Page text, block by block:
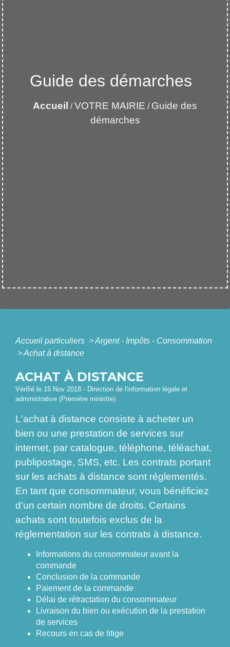
Guide des démarches
Accueil /VOTRE MAIRIE / Guide des
démarches
Accueil particuliers >Argent - Impôts - Consommation
>Achat à distance
ACHAT À DISTANCE
Vérifié le 15 Nov 2018 - Direction de l'information légale et
administrative (Première ministre)
L'achat à distance consiste à acheter un
bien ou une prestation de services sur
internet, par catalogue, téléphone, téléachat,
publipostage, SMS, etc. Les contrats portant
sur les achats à distance sont réglementés.
En tant que consommateur, vous bénéficiez
d'un certain nombre de droits. Certains
achats sont toutefois exclus de la
réglementation sur les contrats à distance.
Informations du consommateur avant la
commande
Conclusion de la commande
Paiement de la commande
Délai de rétractation du consommateur
Livraison du bien ou exécution de la prestation
de services
Recours en cas de litige